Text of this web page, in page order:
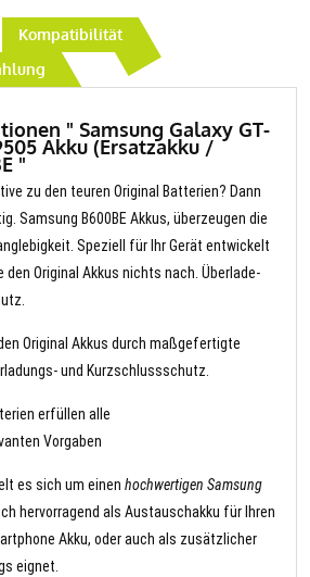
Kompatibilität
" Samsung Galaxy GT-
Akku (Ersatzakku /
"
zu den teuren Original Batterien? Dann
Samsung B600BE Akkus, überzeugen die
Speziell für Ihr Gerät entwickelt
Original Akkus nichts nach. Überlade-
Original Akkus durch maßgefertigte
und Kurzschlussschutz.
erfüllen alle
Vorgaben
es sich um einen hochwertigen Samsung
hervorragend als Austauschakku für Ihren
Akku, oder auch als zusätzlicher
eignet.